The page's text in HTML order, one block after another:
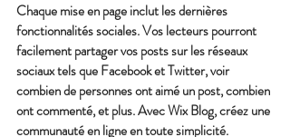
Chaque mise en page inclut les dernières
fonctionnalités sociales. Vos lecteurs pourront
facilement partager vos posts sur les réseaux
sociaux tels que Facebook et Twitter, voir
combien de personnes ont aimé un post, combien
ont commenté, et plus. Avec Wix Blog, créez une
communauté en ligne en toute simplicité.